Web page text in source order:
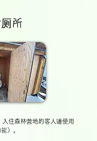
所
入住森林营地的客人请使用
）。